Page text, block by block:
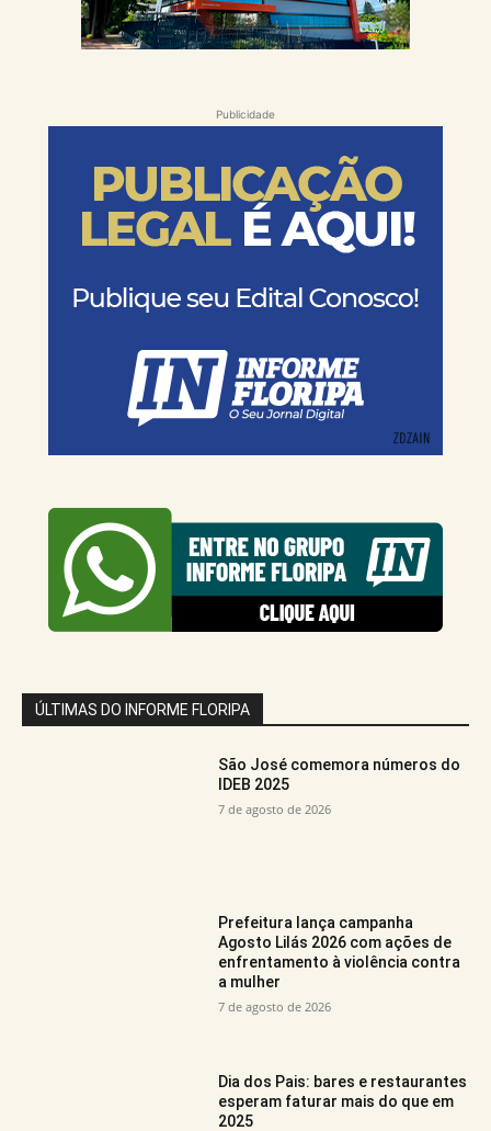
Publicidade
ÚLTIMAS DO INFORME FLORIPA
São José comemora números do
IDEB 2025
7 de agosto de 2026
Prefeitura lança campanha
Agosto Lilás 2026 com ações de
enfrentamento à violência contra
a mulher
7 de agosto de 2026
Dia dos Pais: bares e restaurantes
esperam faturar mais do que em
2025